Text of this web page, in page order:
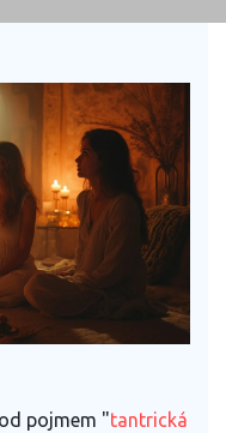
pojmem "tantrická